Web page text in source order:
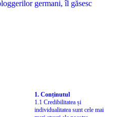
privire la excursiile
chiar le-am făcut...